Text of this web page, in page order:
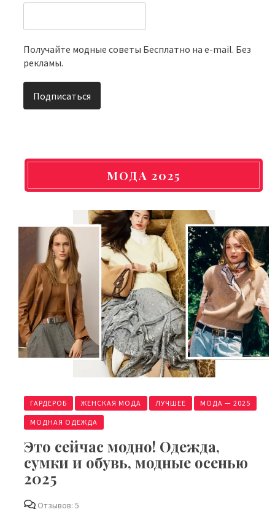
Получайте модные советы Бесплатно на e-mail. Без
рекламы.
МОДА 2025
ГАРДЕРОБ ЖЕНСКАЯ МОДА ЛУЧШЕЕ МОДА — 2025
МОДНАЯ ОДЕЖДА
Это сейчас модно! Одежда,
сумки и обувь, модные осенью
2025
Отзывов: 5